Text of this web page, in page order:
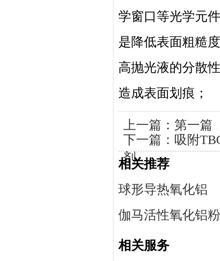
学窗口等光学元
是降低表面粗糙
高抛光液的分散
造成表面划痕；
上一篇：第一篇
下一篇： 吸附
剂
相关推荐
球形导热氧化铝
伽马活性氧化铝粉
相关服务